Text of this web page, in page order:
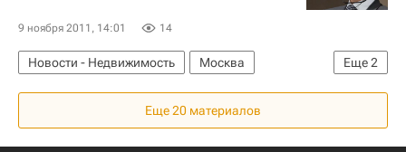
9 ноября 2011, 14:01 14
Еще2
Новости - Недвижимость
Москва
Юрий Лужков
Россия
Еще 20 материалов